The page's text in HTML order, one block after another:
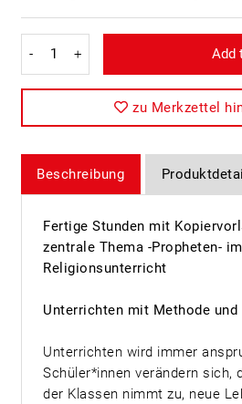
- + Add
zu Merkzettel
Beschreibung
Fertige Stunden mit
zentrale Thema -Propheten- im
Religionsunterricht
Unterrichten mit Methode und
Unterrichten wird immer
Schüler*innen verändern sich,
der Klassen nimmt zu, neue